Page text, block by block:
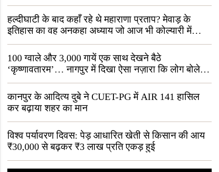
हल्दीघाटी के बाद कहाँ रहे थे महाराणा प्रताप? मेवाड़ के
इतिहास का वह अनकहा अध्याय जो आज भी कोल्यारी में
जीवित है
100 ग्वाले और 3,000 गायें एक साथ देखने बैठे
‘कृष्णावतारम’… नागपुर में दिखा ऐसा नज़ारा कि लोग बोले,
“ऐसा तो सिर्फ़ कृष्ण ही कर सकते हैं”
कानपुर के आदित्य दुबे ने CUET-PG में AIR 141 हासिल
कर बढ़ाया शहर का मान
विश्व पर्यावरण दिवस: पेड़ आधारित खेती से किसान की आय
₹30,000 से बढ़कर ₹3 लाख प्रति एकड़ हुई